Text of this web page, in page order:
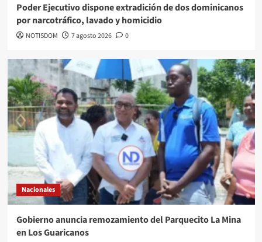
Poder Ejecutivo dispone extradición de dos dominicanos
por narcotráfico, lavado y homicidio
NOTISDOM 7 agosto 2026 0
Nacionales
Gobierno anuncia remozamiento del Parquecito La Mina
en Los Guaricanos